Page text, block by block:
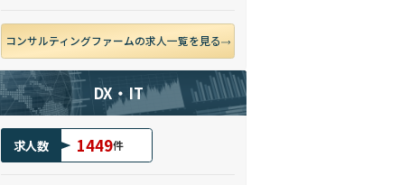
コンサルティングファームの求人一覧を見る
DX・IT
求人数 1449件